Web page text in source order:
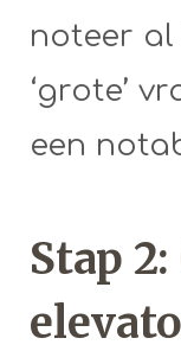
noteer al
‘grote’
een
Stap